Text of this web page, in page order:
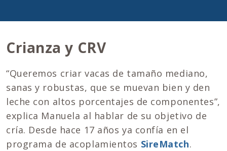
Crianza y CRV
“Queremos criar vacas de tamaño mediano,
sanas y robustas, que se muevan bien y den
leche con altos porcentajes de componentes”,
explica Manuela al hablar de su objetivo de
cría. Desde hace 17 años ya confía en el
programa de acoplamientos SireMatch.